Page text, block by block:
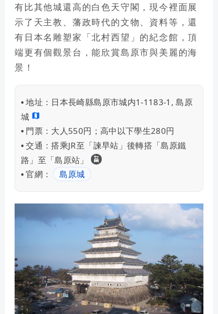
有比其他城還高的白色天守閣，現今裡面展
示了天主教、藩政時代的文物、資料等，還
有日本名雕塑家「北村西望」的紀念館，頂
端更有個觀景台，能欣賞島原市與美麗的海
景！
• 地址： 日本長崎縣島原市城内1-1183-1, 島原
城
• 門票： 大人550円；高中以下學生280円
• 交通：搭乘JR至「諫早站」後轉搭「島原鐵
路」至「島原站」
租車自駕
• 官網： 島原城